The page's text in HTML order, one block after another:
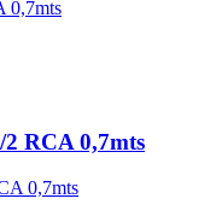
RCA 0,7mts